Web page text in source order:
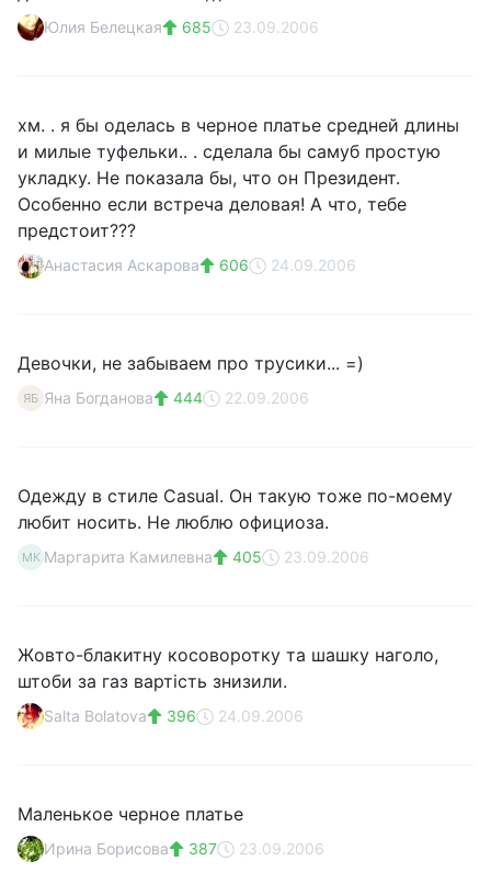
Юлия Белецкая 685 23.09.2006
хм. . я бы оделась в черное платье средней длины
и милые туфельки.. . сделала бы самуб простую
укладку. Не показала бы, что он Президент.
Особенно если встреча деловая! А что, тебе
предстоит???
Анастасия Аскарова 606 24.09.2006
Девочки, не забываем про трусики... =)
ЯБ Яна Богданова 444 22.09.2006
Одежду в стиле Casual. Он такую тоже по-моему
любит носить. Не люблю официоза.
МК Маргарита Камилевна 405 23.09.2006
Жовто-блакитну косоворотку та шашку наголо,
штоби за газ вартість знизили.
Salta Bolatova 396 24.09.2006
Маленькое черное платье
Ирина Борисова 387 23.09.2006